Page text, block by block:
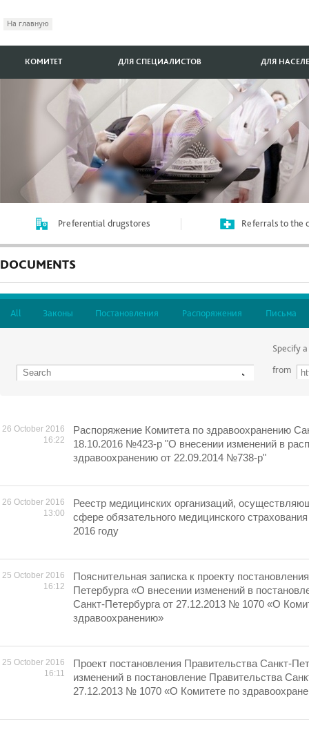
На главную
КОМИТЕТ ДЛЯ СПЕЦИАЛИСТОВ ДЛЯ
Preferential drugstores Referrals to the
DOCUMENTS
All Законы Постановления Распоряжения Письма
Specify
from
26 October 2016
16:22
Распоряжение Комитета по здравоохранению
18.10.2016 №423-р "О внесении изменений в
здравоохранению от 22.09.2014 №738-р"
26 October 2016
13:00
Реестр медицинских организаций,
сфере обязательного медицинского
2016 году
25 October 2016
16:12
Пояснительная записка к проекту
Петербурга «О внесении изменений в
Санкт-Петербурга от 27.12.2013 № 1070 «О
здравоохранению»
25 October 2016
16:11
Проект постановления Правительства Санкт-
изменений в постановление Правительства
27.12.2013 № 1070 «О Комитете по